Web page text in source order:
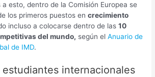
a esto, dentro de la Comisión Europea se
los primeros puestos encrecimiento
incluso a colocarse dentro de las10
del mundo, según elAnuario de
de IMD.
internacionales